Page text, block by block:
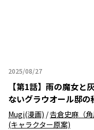
2025/08/27
2025年08月27日
【第1話】 雨の魔女と
ないグラウオール邸の
Mugi(漫画) /𠮷倉史麻（角
(キャラクター原案)